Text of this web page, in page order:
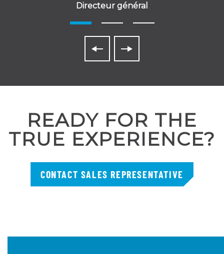
Directeur général
READY FOR THE
TRUE EXPERIENCE?
CONTACT SALES REPRESENTATIVE